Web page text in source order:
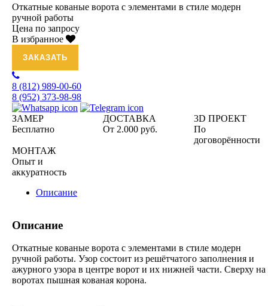
Откатные кованые ворота с элементами в стиле модерн
ручной работы
Цена по запросу
В избранное
ЗАКАЗАТЬ
8 (812) 989-00-60
8 (952) 373-98-98
ЗАМЕР
Бесплатно
ДОСТАВКА
От 2.000 руб.
3D ПРОЕКТ
По
договорённости
МОНТАЖ
Опыт и
аккуратность
Описание
Описание
Откатные кованые ворота с элементами в стиле модерн
ручной работы. Узор состоит из решётчатого заполнения и
ажурного узора в центре ворот и их нижней части. Сверху на
воротах пышная кованая корона.